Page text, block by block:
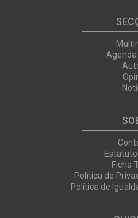
Agenda
Estatuto
Ficha
Política de
Política de